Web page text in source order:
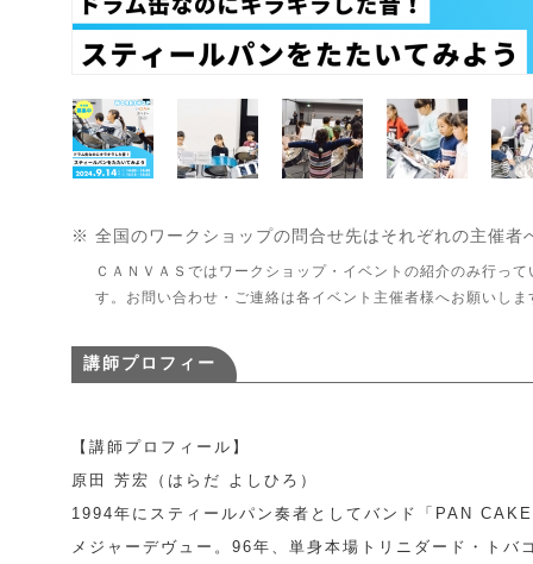
※ 全国のワークショップの問合せ先はそれぞれの主催者
ＣＡＮＶＡＳではワークショップ・イベントの紹介のみ行って
す。お問い合わせ・ご連絡は各イベント主催者様へお願いしま
講師プロフィー
【講師プロフィール】
原田 芳宏（はらだ よしひろ）
1994年にスティールパン奏者としてバンド「PAN
メジャーデヴュー。96年、単身本場トリニダード・トバ